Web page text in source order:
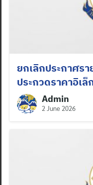
ยกเลิกประกาศร
ประกวดราคาอิเ
Admin
2 June 2026